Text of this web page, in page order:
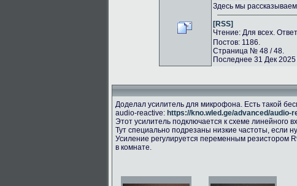
Здесь мы
[RSS]
Чтение: Для всех.
Постов: 1186.
Страница № 48 / 48.
Последнее 31 Дек 2025
Доделал усилитель для микрофона. Есть такой
audio-reactive: https://kno.wled.ge/advanced/audio-
Этот усилитель подключается к схеме линейного
Тут специально подрезаны низкие частоты, если
Усиление регулируется переменным резистором
в комнате.